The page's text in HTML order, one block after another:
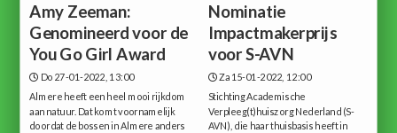
Amy Zeeman:
Genomineerd voor de
You Go Girl Award
Do 27-01-2022, 13:00
Almere heeft een heel mooi rijkdom
aan natuur. Dat komt voornamelijk
doordat de bossen in Almere anders
Nominatie
Impactmakerprijs
voor S-AVN
Za 15-01-2022, 12:00
Stichting Academische
Verpleeg(t)huiszorg Nederland (S-
AVN), die haar thuisbasis heeft in